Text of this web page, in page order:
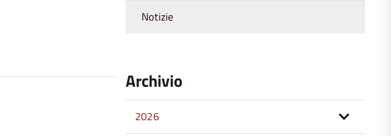
Notizie
Archivio
2026